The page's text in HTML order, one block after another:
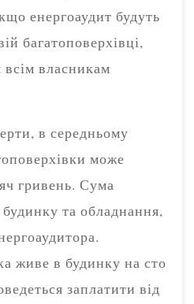
енергоаудит будуть
багатоповерхівці,
всім власникам
в середньому
може
гривень. Сума
та обладнання,
живе в будинку на сто
заплатити від